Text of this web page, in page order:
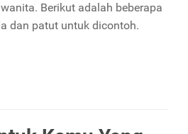
Berikut adalah beberapa
dan patut untuk dicontoh.